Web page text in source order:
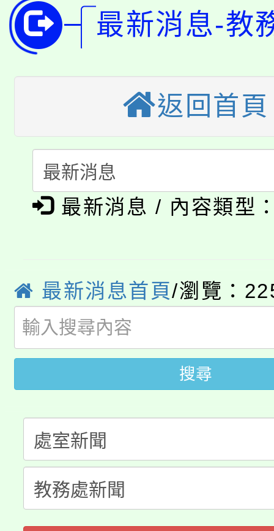
代理(課)教師甄選結果(
公告本校115學年度第
代理(課)教師甄選結果(
轉知中國文化大學推廣
《TA101》溝通分析基
程，歡迎學生輔導中心
心理、諮商輔導、社會
系所師生報名參加。
轉知苗栗縣政府辦理
縣市「校園短影音徵
門員」簡章及活動海報
踴躍報名參加。
桃園市115學年度學生
要點
「桃園市補助參觀特色
展演活動實施計畫」
115年度「教育部表揚
義教育推展貢獻獎」
公告本校115學年度第
生本土語及新住民語歌
公告本校115學年度第
代理(課)教師甄選結果(
公告本校115學年度第
代理(課)教師甄選結果(
轉知中國文化大學推廣
《TA101》溝通分析基
程，歡迎學生輔導中心
心理、諮商輔導、社會
系所師生報名參加。
轉知苗栗縣政府辦理
縣市「校園短影音徵選
門員」簡章及活動海報
踴躍報名參加。
要點
「桃園市補助參觀特色
展演活動實施計畫」
115年度「教育部表揚
義教育推展貢獻獎」
最新消息-教
返回首頁
最新消息 / 內容類型
最新消息首頁/瀏覽：
搜尋